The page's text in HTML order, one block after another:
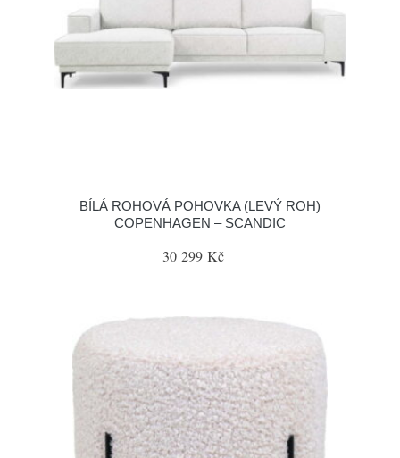
BÍLÁ ROHOVÁ POHOVKA (LEVÝ ROH)
COPENHAGEN – SCANDIC
30 299 Kč